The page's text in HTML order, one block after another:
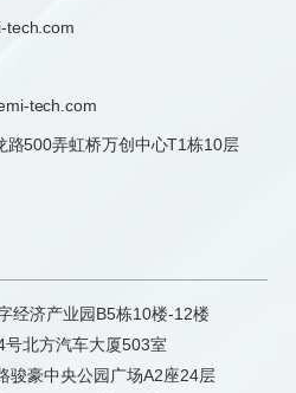
tech.com
tech.com
路500弄虹桥万创中心T1栋10层
经济产业园B5栋10楼-12楼
北方汽车大厦503室
骏豪中央公园广场A2座24层